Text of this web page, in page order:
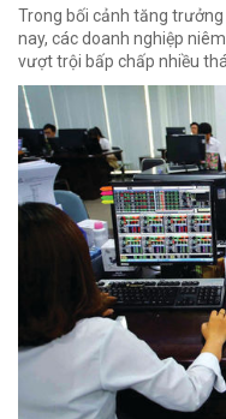
Trong bối cảnh tăng
nay, các doanh nghiệp
vượt trội bấp chấp nhiều